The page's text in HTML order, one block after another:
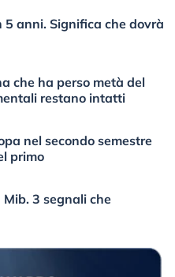
5 anni. Significa che dovrà
che ha perso metà del
restano intatti
nel secondo semestre
primo
Mib. 3 segnali che